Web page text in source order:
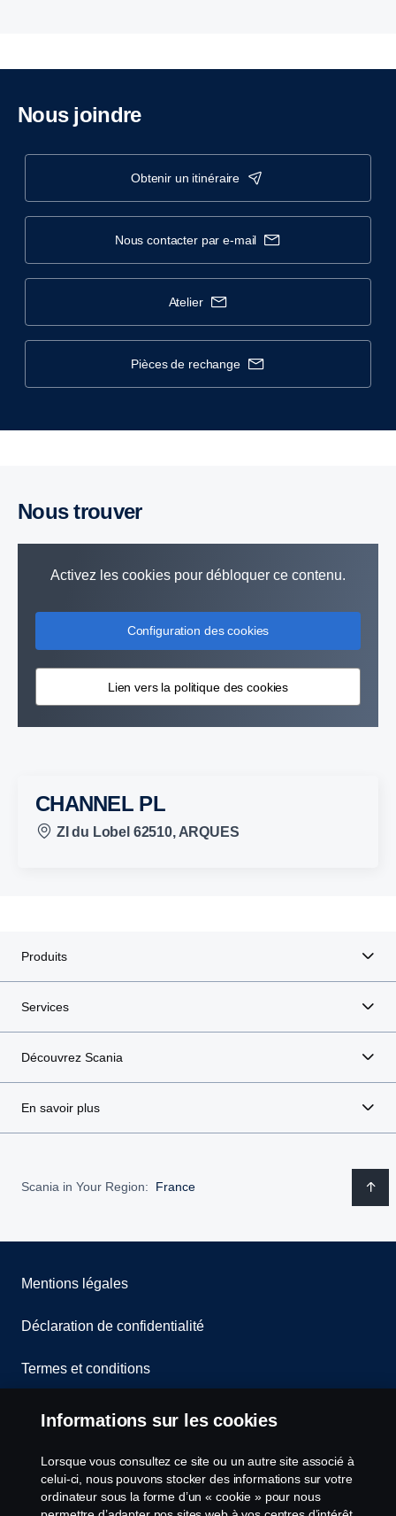
Nous joindre
obtenir un itinéraire
nous contacter par e-mail
atelier
pièces de rechange
Nous trouver
Activez les cookies pour débloquer ce contenu.
Configuration des cookies
Lien vers la politique des cookies
CHANNEL PL
ZI du Lobel 62510, ARQUES
Produits
Services
Découvrez Scania
En savoir plus
Scania in Your Region: France
Mentions légales
Déclaration de confidentialité
Termes et conditions
Contactez-nous
Lanceurs d’alerte
Politique de cookies
Informations sur les cookies
Lorsque vous consultez ce site ou un autre site associé à
celui-ci, nous pouvons stocker des informations sur votre
ordinateur sous la forme d’un « cookie » pour nous